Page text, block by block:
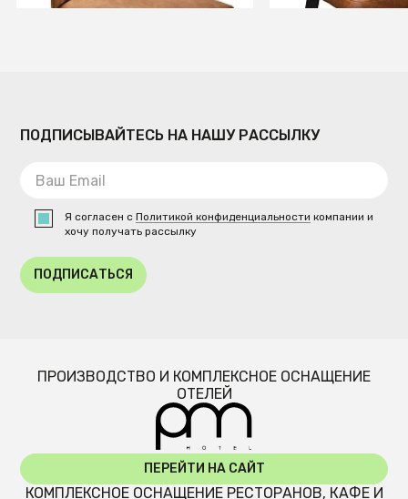
ПОДПИСЫВАЙТЕСЬ НА НАШУ РАССЫЛКУ
Я согласен сПолитикой конфиденциальности компании и
хочу получать рассылку
ПОДПИСАТЬСЯ
ПРОИЗВОДСТВО И КОМПЛЕКСНОЕ ОСНАЩЕНИЕ
ОТЕЛЕЙ
ПЕРЕЙТИ НА САЙТ
КОМПЛЕКСНОЕ ОСНАЩЕНИЕ РЕСТОРАНОВ, КАФЕ И